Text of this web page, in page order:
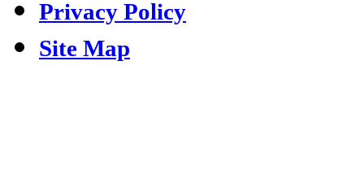
Privacy Policy
Site Map